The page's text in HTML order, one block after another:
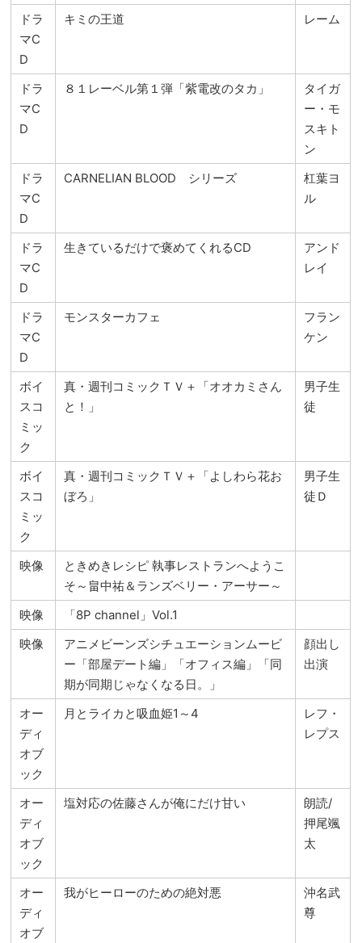
ドラ
マC
D
キミの王道 レーム
ドラ
マC
D
８１レーベル第１弾「紫電改のタカ」
タイガ
ー・モ
スキト
ン
ドラ
マC
D
CARNELIAN BLOOD シリーズ
杠葉ヨ
ル
ドラ
マC
D
生きているだけで褒めてくれるCD
アンド
レイ
ドラ
マC
D
モンスターカフェ
フラン
ケン
ボイ
スコ
ミッ
ク
真・週刊コミックＴＶ＋「オオカミさん
と！」
男子生
徒
ボイ
スコ
ミッ
ク
真・週刊コミックＴＶ＋「よしわら花お
ぼろ」
男子生
徒Ｄ
映像
ときめきレシピ 執事レストランへようこ
そ～畠中祐＆ランズベリー・アーサー～
映像
「8P channel」Vol.1
映像
アニメビーンズシチュエーションムービ
ー「部屋デート編」「オフィス編」「同
期が同期じゃなくなる日。」
顔出し
出演
オー
ディ
オブ
ック
月とライカと吸血姫1～4
レフ・
レプス
オー
ディ
オブ
ック
塩対応の佐藤さんが俺にだけ甘い
朗読/
押尾颯
太
オー
ディ
オブ
我がヒーローのための絶対悪
沖名武
尊